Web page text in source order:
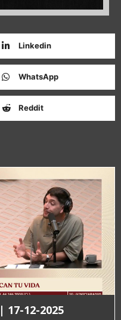
Linkedin
WhatsApp
Reddit
17-12-2025